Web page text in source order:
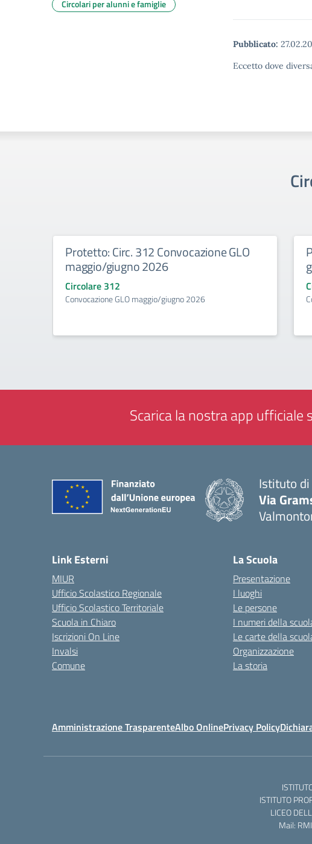
Pubblicato:
Eccetto dove
Circolari per alunni e famiglie
Protetto: Circ. 312 Convocazione GLO
maggio/giugno 2026
Circolare 312
Convocazione GLO maggio/giugno 2026
Scarica la nostra app ufficiale
Istituto
Via
Link Esterni
MIUR
Ufficio Scolastico Regionale
Ufficio Scolastico Territoriale
Scuola in Chiaro
Iscrizioni On Line
Invalsi
Comune
La Scuola
Presentazione
I luoghi
Le persone
I numeri della
Le carte della
Organizzazione
La storia
Amministrazione TrasparenteAlbo OnlinePrivacy Policy
ISTITUTO
LICEO
Mail: